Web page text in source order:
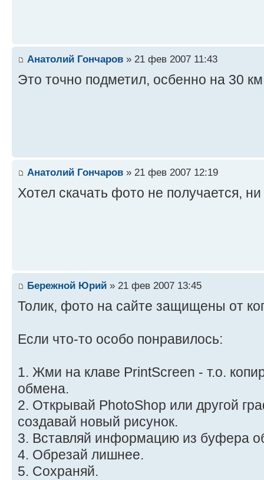
Анатолий Гончаров » 21 фев 2007 11:43
Это точно подметил, осбенно на 30
Анатолий Гончаров » 21 фев 2007 12:19
Хотел скачать фото не получается,
Бережной Юрий » 21 фев 2007 13:45
Толик, фото на сайте защищены от
Если что-то особо понравилось:
1. Жми на клаве PrintScreen - т.о.
обмена.
2. Открывай PhotoShop или другой
создавай новый рисунок.
3. Вставляй информацию из буфера
4. Обрезай лишнее.
5. Сохраняй.